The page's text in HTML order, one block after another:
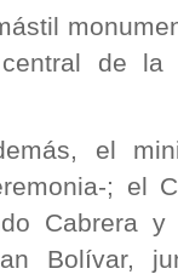
de
el
; el
Cabrera
Bolívar,